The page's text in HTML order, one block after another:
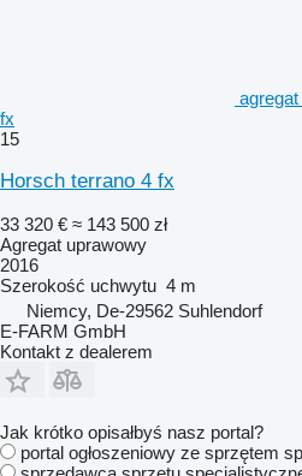
fx
15
Horsch terrano 4 fx
33 320 € ≈ 143 500 zł
Agregat uprawowy
2016
Szerokość uchwytu 4 m
Niemcy, De-29562 Suhlendorf
E-FARM GmbH
Kontakt z dealerem
Jak krótko opisałbyś nasz portal?
portal ogłoszeniowy ze sprzętem